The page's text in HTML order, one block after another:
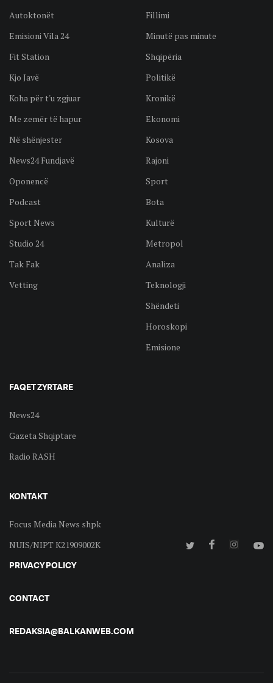
Autoktonët
Emisioni Vila 24
Fit Station
Kjo Javë
Koha për t'u zgjuar
Me zemër të hapur
Në shënjester
News24 Fundjavë
Oponencë
Podcast
Sport News
Studio 24
Tak Fak
Vetting
Fillimi
Minutë pas minute
Shqipëria
Politikë
Kronikë
Ekonomi
Kosova
Rajoni
Sport
Bota
Kulturë
Metropol
Analiza
Teknologji
Shëndeti
Horoskopi
Emisione
FAQET ZYRTARE
News24
Gazeta Shqiptare
Radio RASH
KONTAKT
Focus Media News shpk
NUIS/NIPT K21909002K
PRIVACY POLICY
CONTACT
REDAKSIA@BALKANWEB.COM